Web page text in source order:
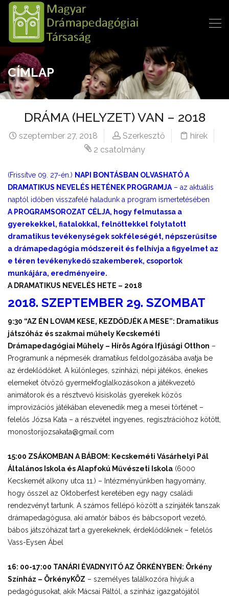
CÍMLAP
DRÁMA (HELYZET) VAN – 2018
szeptember 27, 2018 Szerkesztő
hírek
2 csatolmány
(Frissítve 09. 27-én.) NAPI BONTÁSBAN OLVASHATÓ A
DRAMATIKUS NEVELÉS HETÉNEK PROGRAMJA – az aktuális
naptól időben visszafelé haladunk a program ismertetésében
A PROGRAMSOROZAT CÉLJA, hogy felmutassa a
gyerekekkel, fiatalokkal, felnőttekkel folytatott
dramatikus tevékenységek sokféleségét, népszerűsítse
a drámapedagógia módszereit és felhívja a figyelmet az
e téren tevékenykedő szakemberek, csoportok
munkájára, eredményeire.
A DRAMATIKUS NEVELÉS HETE – 2018
2018. SZEPTEMBER 29. SZOMBAT
9:30 “AZ ÉN LOVAM KESE, KEZDŐDJÉK A MESE”: Dramatikus
játszóház és szakmai műhely Kecskeméti
Drámapedagógiai Műhely – Hírös Agóra Ifjúsági Otthon –
Programunk a népmesék dramatikus feldolgozásába avatja be
az érdeklődőket. A különleges, színházi, népi játékos, énekes
elemeket ötvöző gyermekfoglalkozásokon a játékvezető
animátorok és a résztvevő kisiskolás gyerekek közös
improvizációs játékában elevenedik meg a mesei történet –
felelős Józsa Kata – a részvétel ingyenes, regisztrációhoz kötött,
monostorijozsakata@gmail.com
15:00 ZSÁKOMBAN A BÁBOM: Kecskeméti Vásárhelyi Pál
Általános Iskola és Alapfokú Művészeti Iskola (6000
Kecskemét alkony utca 11.) – Intézményünkben hagyomány,
hogy ősszel az Oktoberfest keretében egy nagy családi
rendezvényt tartunk. A számos fellépő között a színjáték tanszak
drámapedagógusa, aki amatőr bábos és bábcsoport vezető,
bábos játszóházat tart a gyerekeknek, érdeklődőknek – felelős
Vass-Eysen Ábel
16: 00-17:00 TANÁRI ÉVADNYITÓ AZ ÖRKÉNYBEN: Örkény
Színház – ÖrkényKÖZ – személyes találkozóra hívjuk a
pedagógusokat, akik Mácsai Páltól, a színház igazgatójától